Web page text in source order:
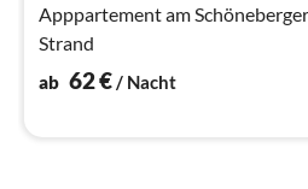
Apppartement am
Strand
ab 62€/ Nacht